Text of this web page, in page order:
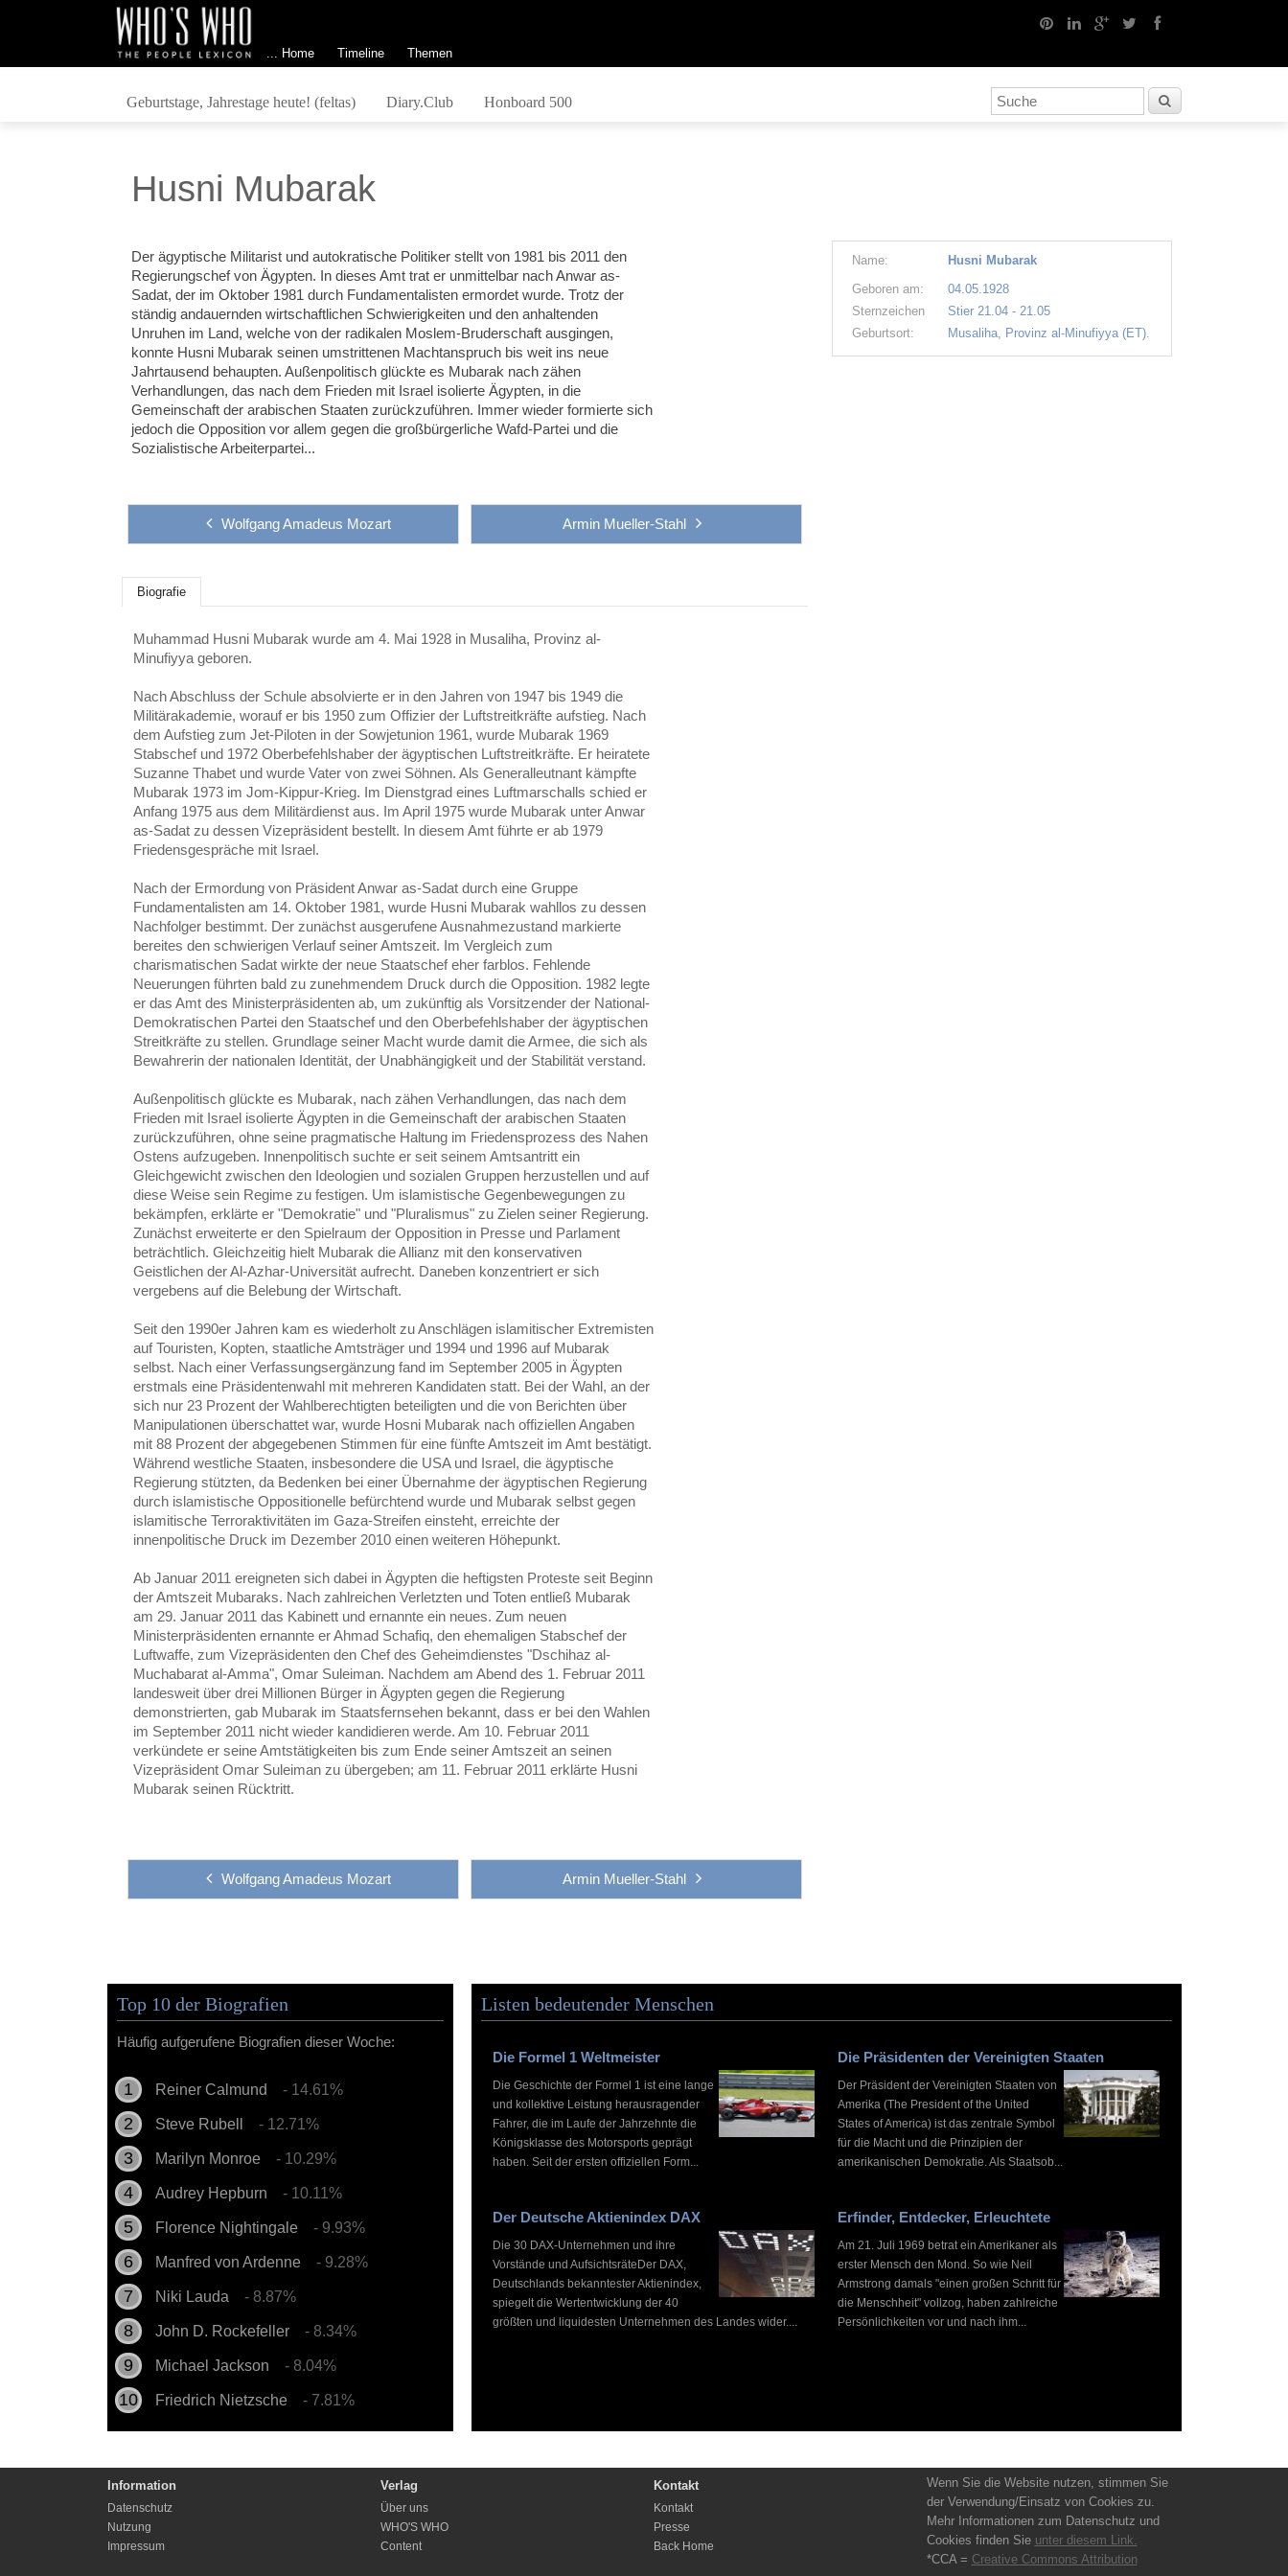
... Home Timeline Themen
Geburtstage, Jahrestage heute! (feltas) Diary.Club Honboard 500
Husni Mubarak
Der ägyptische Militarist und autokratische Politiker stellt von 1981 bis 2011 den
Regierungschef von Ägypten. In dieses Amt trat er unmittelbar nach Anwar as-
Sadat, der im Oktober 1981 durch Fundamentalisten ermordet wurde. Trotz der
ständig andauernden wirtschaftlichen Schwierigkeiten und den anhaltenden
Unruhen im Land, welche von der radikalen Moslem-Bruderschaft ausgingen,
konnte Husni Mubarak seinen umstrittenen Machtanspruch bis weit ins neue
Jahrtausend behaupten. Außenpolitisch glückte es Mubarak nach zähen
Verhandlungen, das nach dem Frieden mit Israel isolierte Ägypten, in die
Gemeinschaft der arabischen Staaten zurückzuführen. Immer wieder formierte sich
jedoch die Opposition vor allem gegen die großbürgerliche Wafd-Partei und die
Sozialistische Arbeiterpartei...
Wolfgang Amadeus Mozart Armin Mueller-Stahl
Biografie
Muhammad Husni Mubarak wurde am 4. Mai 1928 in Musaliha, Provinz al-
Minufiyya geboren.
Nach Abschluss der Schule absolvierte er in den Jahren von 1947 bis 1949 die
Militärakademie, worauf er bis 1950 zum Offizier der Luftstreitkräfte aufstieg. Nach
dem Aufstieg zum Jet-Piloten in der Sowjetunion 1961, wurde Mubarak 1969
Stabschef und 1972 Oberbefehlshaber der ägyptischen Luftstreitkräfte. Er heiratete
Suzanne Thabet und wurde Vater von zwei Söhnen. Als Generalleutnant kämpfte
Mubarak 1973 im Jom-Kippur-Krieg. Im Dienstgrad eines Luftmarschalls schied er
Anfang 1975 aus dem Militärdienst aus. Im April 1975 wurde Mubarak unter Anwar
as-Sadat zu dessen Vizepräsident bestellt. In diesem Amt führte er ab 1979
Friedensgespräche mit Israel.
Nach der Ermordung von Präsident Anwar as-Sadat durch eine Gruppe
Fundamentalisten am 14. Oktober 1981, wurde Husni Mubarak wahllos zu dessen
Nachfolger bestimmt. Der zunächst ausgerufene Ausnahmezustand markierte
bereites den schwierigen Verlauf seiner Amtszeit. Im Vergleich zum
charismatischen Sadat wirkte der neue Staatschef eher farblos. Fehlende
Neuerungen führten bald zu zunehmendem Druck durch die Opposition. 1982 legte
er das Amt des Ministerpräsidenten ab, um zukünftig als Vorsitzender der National-
Demokratischen Partei den Staatschef und den Oberbefehlshaber der ägyptischen
Streitkräfte zu stellen. Grundlage seiner Macht wurde damit die Armee, die sich als
Bewahrerin der nationalen Identität, der Unabhängigkeit und der Stabilität verstand.
Außenpolitisch glückte es Mubarak, nach zähen Verhandlungen, das nach dem
Frieden mit Israel isolierte Ägypten in die Gemeinschaft der arabischen Staaten
zurückzuführen, ohne seine pragmatische Haltung im Friedensprozess des Nahen
Ostens aufzugeben. Innenpolitisch suchte er seit seinem Amtsantritt ein
Gleichgewicht zwischen den Ideologien und sozialen Gruppen herzustellen und auf
diese Weise sein Regime zu festigen. Um islamistische Gegenbewegungen zu
bekämpfen, erklärte er "Demokratie" und "Pluralismus" zu Zielen seiner Regierung.
Zunächst erweiterte er den Spielraum der Opposition in Presse und Parlament
beträchtlich. Gleichzeitig hielt Mubarak die Allianz mit den konservativen
Geistlichen der Al-Azhar-Universität aufrecht. Daneben konzentriert er sich
vergebens auf die Belebung der Wirtschaft.
Seit den 1990er Jahren kam es wiederholt zu Anschlägen islamitischer Extremisten
auf Touristen, Kopten, staatliche Amtsträger und 1994 und 1996 auf Mubarak
selbst. Nach einer Verfassungsergänzung fand im September 2005 in Ägypten
erstmals eine Präsidentenwahl mit mehreren Kandidaten statt. Bei der Wahl, an der
sich nur 23 Prozent der Wahlberechtigten beteiligten und die von Berichten über
Manipulationen überschattet war, wurde Hosni Mubarak nach offiziellen Angaben
mit 88 Prozent der abgegebenen Stimmen für eine fünfte Amtszeit im Amt bestätigt.
Während westliche Staaten, insbesondere die USA und Israel, die ägyptische
Regierung stützten, da Bedenken bei einer Übernahme der ägyptischen Regierung
durch islamistische Oppositionelle befürchtend wurde und Mubarak selbst gegen
islamitische Terroraktivitäten im Gaza-Streifen einsteht, erreichte der
innenpolitische Druck im Dezember 2010 einen weiteren Höhepunkt.
Ab Januar 2011 ereigneten sich dabei in Ägypten die heftigsten Proteste seit Beginn
der Amtszeit Mubaraks. Nach zahlreichen Verletzten und Toten entließ Mubarak
am 29. Januar 2011 das Kabinett und ernannte ein neues. Zum neuen
Ministerpräsidenten ernannte er Ahmad Schafiq, den ehemaligen Stabschef der
Luftwaffe, zum Vizepräsidenten den Chef des Geheimdienstes "Dschihaz al-
Muchabarat al-Amma", Omar Suleiman. Nachdem am Abend des 1. Februar 2011
landesweit über drei Millionen Bürger in Ägypten gegen die Regierung
demonstrierten, gab Mubarak im Staatsfernsehen bekannt, dass er bei den Wahlen
im September 2011 nicht wieder kandidieren werde. Am 10. Februar 2011
verkündete er seine Amtstätigkeiten bis zum Ende seiner Amtszeit an seinen
Vizepräsident Omar Suleiman zu übergeben; am 11. Februar 2011 erklärte Husni
Mubarak seinen Rücktritt.
Wolfgang Amadeus Mozart Armin Mueller-Stahl
Name:
Husni Mubarak
Geboren am:
04.05.1928
Sternzeichen
Stier 21.04 - 21.05
Geburtsort:
Musaliha, Provinz al-Minufiyya (ET).
Top 10 der Biografien
Häufig aufgerufene Biografien dieser Woche:
Reiner Calmund - 14.61%
Steve Rubell - 12.71%
Marilyn Monroe - 10.29%
Audrey Hepburn - 10.11%
Florence Nightingale - 9.93%
Manfred von Ardenne - 9.28%
Niki Lauda - 8.87%
John D. Rockefeller - 8.34%
Michael Jackson - 8.04%
Friedrich Nietzsche - 7.81%
Listen bedeutender Menschen
Die Formel 1 Weltmeister
Die Geschichte der Formel 1 ist eine lange
und kollektive Leistung herausragender
Fahrer, die im Laufe der Jahrzehnte die
Königsklasse des Motorsports geprägt
haben. Seit der ersten offiziellen Form...
Die Präsidenten der Vereinigten Staaten
Der Präsident der Vereinigten Staaten von
Amerika (The President of the United
States of America) ist das zentrale Symbol
für die Macht und die Prinzipien der
amerikanischen Demokratie. Als Staatsob...
Der Deutsche Aktienindex DAX
Die 30 DAX-Unternehmen und ihre
Vorstände und AufsichtsräteDer DAX,
Deutschlands bekanntester Aktienindex,
spiegelt die Wertentwicklung der 40
größten und liquidesten Unternehmen des Landes wider....
Erfinder, Entdecker, Erleuchtete
Am 21. Juli 1969 betrat ein Amerikaner als
erster Mensch den Mond. So wie Neil
Armstrong damals "einen großen Schritt für
die Menschheit" vollzog, haben zahlreiche
Persönlichkeiten vor und nach ihm...
Information
Datenschutz
Nutzung
Impressum
Verlag
Über uns
WHO'S WHO
Content
Kontakt
Kontakt
Presse
Back Home
Wenn Sie die Website nutzen, stimmen Sie
der Verwendung/Einsatz von Cookies zu.
Mehr Informationen zum Datenschutz und
Cookies finden Sie unter diesem Link.
*CCA = Creative Commons Attribution